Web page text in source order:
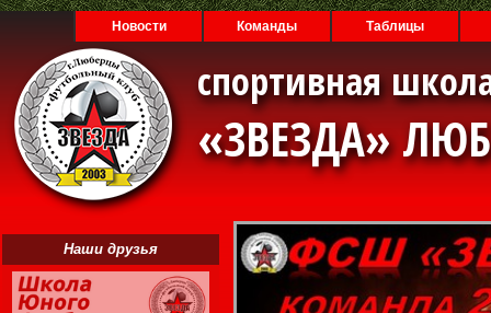
Новости Команды Таблицы
спортивная
«ЗВЕЗДА»
Наши друзья